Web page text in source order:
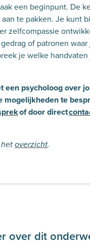
een beginpunt. De
te pakken. Je kunt
zelfcompassie
of patronen
je welke
een psycholoog over
mogelijkheden te
of door direct
overzicht.
over dit